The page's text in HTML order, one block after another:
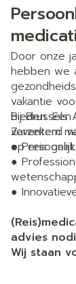
Door onze
hebben we
vakantie
bieden.
Zaventem
op reis gaat.
Bij Brussels
verzekerd
●
●
●
advies
Wij staan